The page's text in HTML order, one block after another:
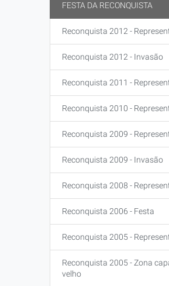
FESTA DA RECONQUISTA
Reconquista 2012 -
Reconquista 2012 - Invasão
Reconquista 2011 -
Reconquista 2010 -
Reconquista 2009 -
Reconquista 2009 - Invasão
Reconquista 2008 -
Reconquista 2006 - Festa
Reconquista 2005 -
Reconquista 2005 - Zona
velho